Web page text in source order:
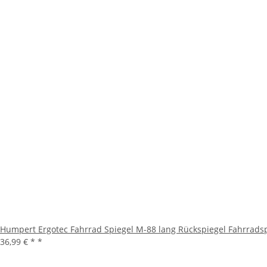
Humpert Ergotec Fahrrad Spiegel M-88 lang Rückspiegel
36,99 € * *